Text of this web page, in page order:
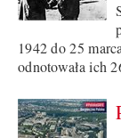
1942 do 25
odnotowała ich